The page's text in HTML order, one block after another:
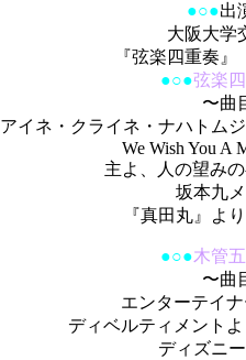
●○●出
大阪大学
『弦楽四重奏』
●○●弦楽
〜曲
アイネ・クライネ・ナハトム
We Wish You A
主よ、人の望み
坂本九
『真田丸』よ
●○●木管
〜曲
エンターテイナ
ディベルティメント
ディズニ